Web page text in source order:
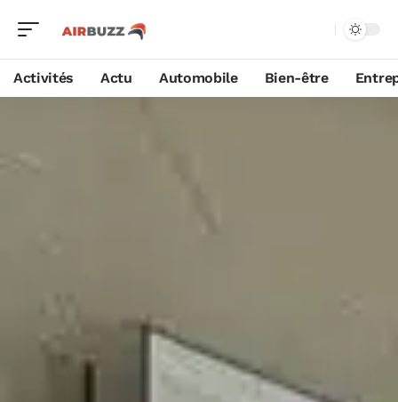
Activités Actu Automobile Bien-être